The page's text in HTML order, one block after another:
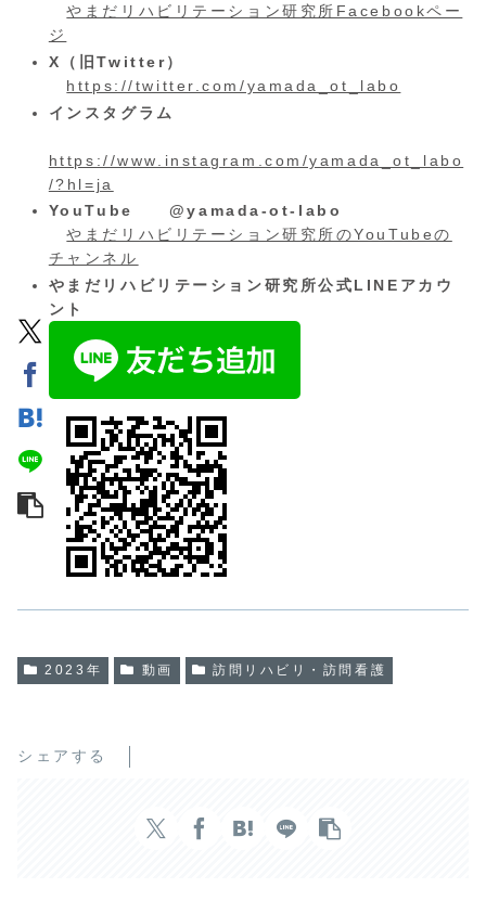
やまだリハビリテーション研究所Facebookペー
ジ
X（旧Twitter）
https://twitter.com/yamada_ot_labo
インスタグラム
https://www.instagram.com/yamada_ot_labo
/?hl=ja
YouTube @yamada-ot-labo
やまだリハビリテーション研究所のYouTubeの
チャンネル
やまだリハビリテーション研究所公式LINEアカウ
ント
2023年 動画 訪問リハビリ・訪問看護
シェアする